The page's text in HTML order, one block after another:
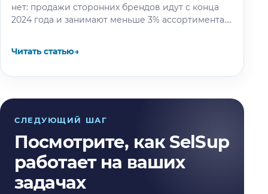
нет: продажи сторонних брендов идут с конца
2024 года и занимают меньше 3% ассортимента.
Читать статью→
СЛЕДУЮЩИЙ ШАГ
Посмотрите, как SelSup
работает на ваших
задачах